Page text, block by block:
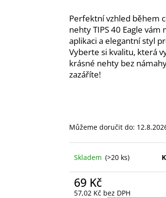
Perfektní vzhled během
nehty TIPS 40 Eagle vám
aplikaci a elegantní styl
Vyberte si kvalitu, která
krásné nehty bez
zazáříte!
Můžeme doručit do:
Skladem (>20 ks)
69 Kč
57,02 Kč bez DPH